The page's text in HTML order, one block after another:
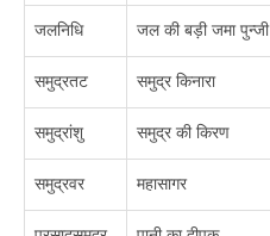
जलनिधि जल की बड़ी जमा पुन्जी
समुद्रतट समुद्र किनारा
समुद्रांशु समुद्र की किरण
समुद्रवर महासागर